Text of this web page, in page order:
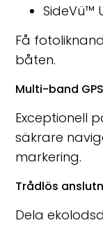
SideVü™
Få
båten.
Multi-band GPS
Exceptionell
säkrare
markering.
Trådlös
Dela